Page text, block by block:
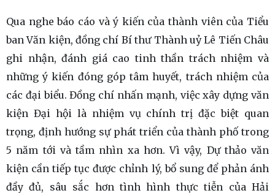
Qua nghe báo cáo và ý kiến của thành viên của Tiểu
ban Văn kiện, đồng chí Bí thư Thành uỷ Lê Tiến Châu
ghi nhận, đánh giá cao tinh thần trách nhiệm và
những ý kiến đóng góp tâm huyết, trách nhiệm của
các đại biểu. Đồng chí nhấn mạnh, việc xây dựng văn
kiện Đại hội là nhiệm vụ chính trị đặc biệt quan
trọng, định hướng sự phát triển của thành phố trong
5 năm tới và tầm nhìn xa hơn. Vì vậy, Dự thảo văn
kiện cần tiếp tục được chỉnh lý, bổ sung để phản ánh
đầy đủ, sâu sắc hơn tình hình thực tiễn của Hải